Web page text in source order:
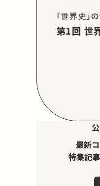
「世界史」
第1
最新
特集記